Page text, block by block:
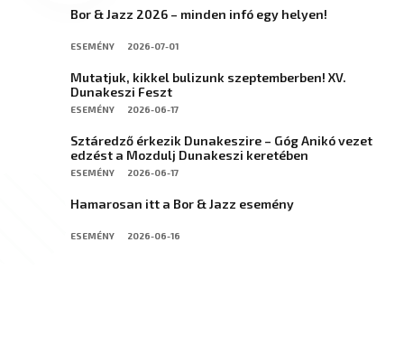
Bor & Jazz 2026 – minden infó egy helyen!
ESEMÉNY 2026-07-01
Mutatjuk, kikkel bulizunk szeptemberben! XV.
Dunakeszi Feszt
ESEMÉNY 2026-06-17
Sztáredző érkezik Dunakeszire – Góg Anikó vezet
edzést a Mozdulj Dunakeszi keretében
ESEMÉNY 2026-06-17
Hamarosan itt a Bor & Jazz esemény
ESEMÉNY 2026-06-16